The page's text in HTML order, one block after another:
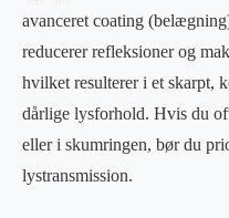
avanceret coating
reducerer refleksioner og
hvilket resulterer i et skarpt,
dårlige lysforhold. Hvis du
eller i skumringen, bør du
lystransmission.